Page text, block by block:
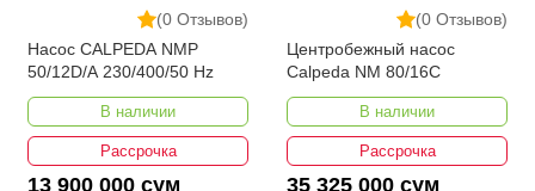
(0 Отзывов)
Насос CALPEDA NMP
50/12D/A 230/400/50 Hz
В наличии
Рассрочка
13 900 000 сум
(0 Отзывов)
Центробежный насос
Calpeda NM 80/16C
В наличии
Рассрочка
35 325 000 сум